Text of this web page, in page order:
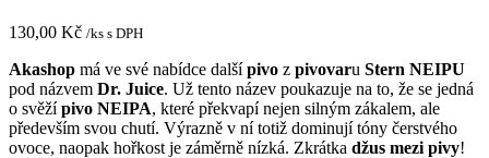
130,00 Kč /ks s DPH
Akashop má ve své nabídce dalšípivo z pivovaru Stern NEIPU
pod názvem Dr. Juice. Už tento název poukazuje na to, že se jedná
o svěžípivo NEIPA, které překvapí nejen silným zákalem, ale
především svou chutí. Výrazně v ní totiž dominují tóny čerstvého
ovoce, naopak hořkost je záměrně nízká. Zkrátka džus mezi pivy!